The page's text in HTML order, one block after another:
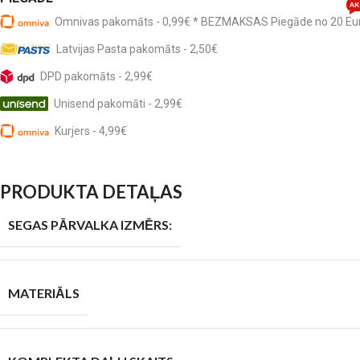
Omnivas pakomāts - 0,99€ * BEZMAKSAS Piegāde no 20
Latvijas Pasta pakomāts - 2,50€
DPD pakomāts - 2,99€
Unisend pakomāti - 2,99€
Kurjers - 4,99€
PRODUKTA DETAĻAS
SEGAS PĀRVALKA IZMĒRS:
MATERIĀLS